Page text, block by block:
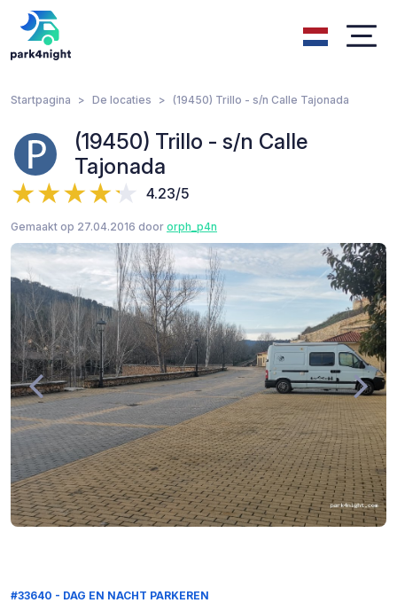
Startpagina De locaties (19450) Trillo - s/n Calle Tajonada
(19450) Trillo - s/n Calle
Tajonada
4.23/5
Gemaakt op 27.04.2016 door orph_p4n
#33640 - DAG EN NACHT PARKEREN